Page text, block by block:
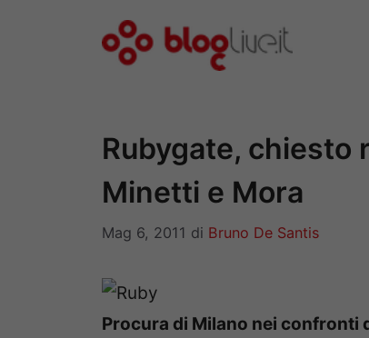
Rubygate, chiesto
Minetti e Mora
Mag 6, 2011 di Bruno De Santis
Procura di Milano nei confronti